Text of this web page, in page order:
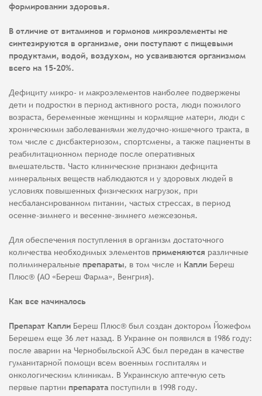
формировании здоровья.
В отличие от витаминов и гормонов микроэлементы не
синтезируются в организме, они поступают с пищевыми
продуктами, водой, воздухом, но усваиваются организмом
всего на 15-20%.
Дефициту микро- и макроэлементов наиболее подвержены
дети и подростки в период активного роста, люди пожилого
возраста, беременные женщины и кормящие матери, люди с
хроническими заболеваниями желудочно-кишечного тракта, в
том числе с дисбактериозом, спортсмены, а также пациенты в
реабилитационном периоде после оперативных
вмешательств. Часто клинические признаки дефицита
минеральных веществ наблюдаются и у здоровых людей в
условиях повышенных физических нагрузок, при
несбалансированном питании, частых стрессах, в период
осенне-зимнего и весенне-зимнего межсезонья.
Для обеспечения поступления в организм достаточного
количества необходимых элементов применяются различные
полиминеральные препараты, в том числе и Капли Береш
Плюс® (АО «Береш Фарма», Венгрия).
Как все начиналось
Препарат Капли Береш Плюс® был создан доктором Йожефом
Берешем еще 36 лет назад. В Украине он появился в 1986 году:
после аварии на Чернобыльской АЭС был передан в качестве
гуманитарной помощи всем военным госпиталям и
онкологическим клиникам. В Украинскую аптечную сеть
первые партии препарата поступили в 1998 году.